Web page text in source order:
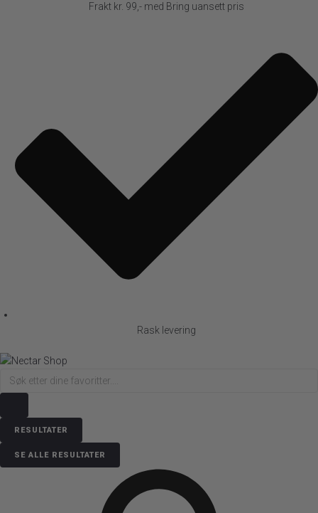
Frakt kr. 99,- med Bring uansett pris
Rask levering
RESULTATER
SE ALLE RESULTATER